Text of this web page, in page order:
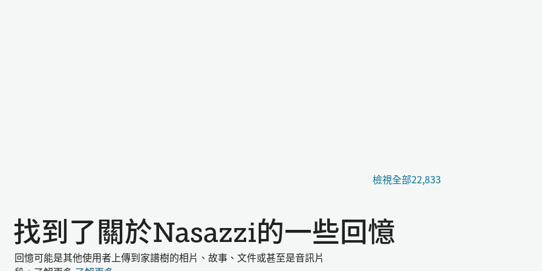
檢視全部22,833
找到了關於Nasazzi的一些回憶
回憶可能是其他使用者上傳到家譜樹的相片、故事、文件或甚至是音訊片